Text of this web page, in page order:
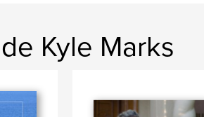
Kyle Marks